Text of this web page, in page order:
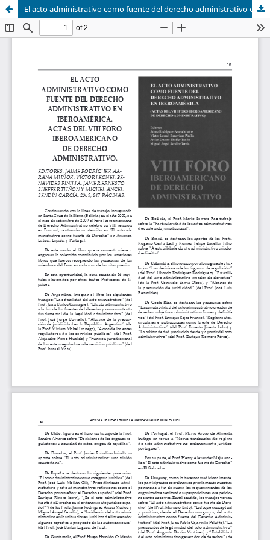
El acto administrativo como fuente del derecho administrativo en Iberoamérica. Actas del VIII foro iberoamericano de derecho administrativo. Editores: Jaime Rodríguez Arana Muñoz, Víctor Leonel Benavides Pinilla, Javier Ernesto Sheffer Tuñon y Miguel Ang